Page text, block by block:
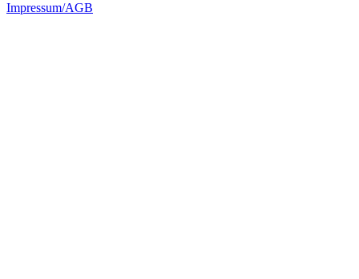
Impressum/AGB